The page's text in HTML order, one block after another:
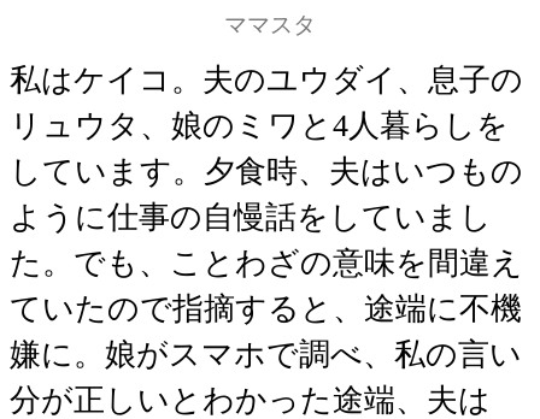
ママスタ
私はケイコ。夫のユウダイ、息子の
リュウタ、娘のミワと4人暮らしを
しています。夕食時、夫はいつもの
ように仕事の自慢話をしていまし
た。でも、ことわざの意味を間違え
ていたので指摘すると、途端に不機
嫌に。娘がスマホで調べ、私の言い
分が正しいとわかった途端、夫は